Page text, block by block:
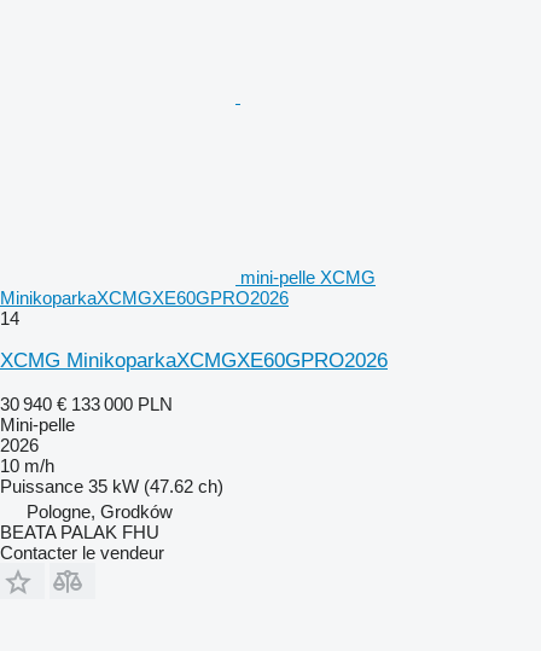
mini-pelle XCMG
MinikoparkaXCMGXE60GPRO2026
14
XCMG MinikoparkaXCMGXE60GPRO2026
30 940 € 133 000 PLN
Mini-pelle
2026
10 m/h
Puissance 35 kW (47.62 ch)
Pologne, Grodków
BEATA PALAK FHU
Contacter le vendeur